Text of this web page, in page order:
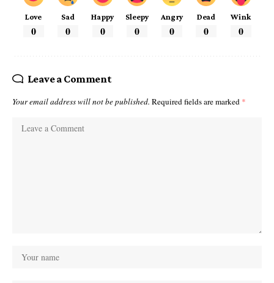
Love
0
Sad
0
Happy
0
Sleepy
0
Angry
0
Dead
0
Wink
0
Leave a Comment
Your email address will not be published. Required fields are marked *